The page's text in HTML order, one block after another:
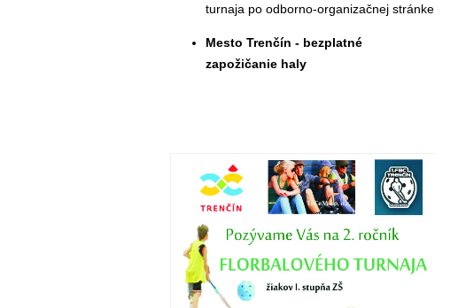
turnaja po odborno-organizačnej stránke
Mesto Trenčín - bezplatné
zapožičanie haly